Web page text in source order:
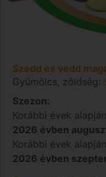
Szedd és vedd
Gyümölcs, zöldség:
Szezon:
Korábbi évek
2026 évben
Korábbi évek
2026 évben